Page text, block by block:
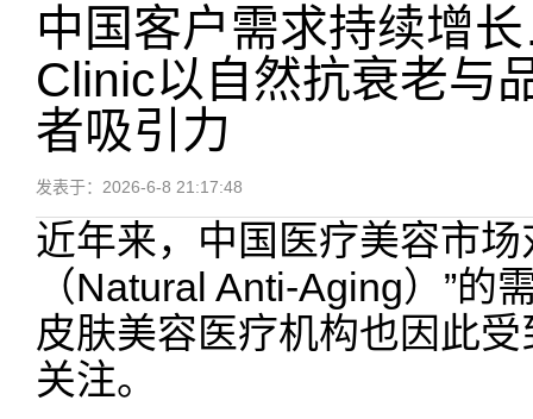
中国客户需求持续增
Clinic以自然抗衰老与
者吸引力
发表于：2026-6-8 21:17:48
近年来，中国医疗美容市场
（Natural Anti-Aging）”的
皮肤美容医疗机构也因此
关注。